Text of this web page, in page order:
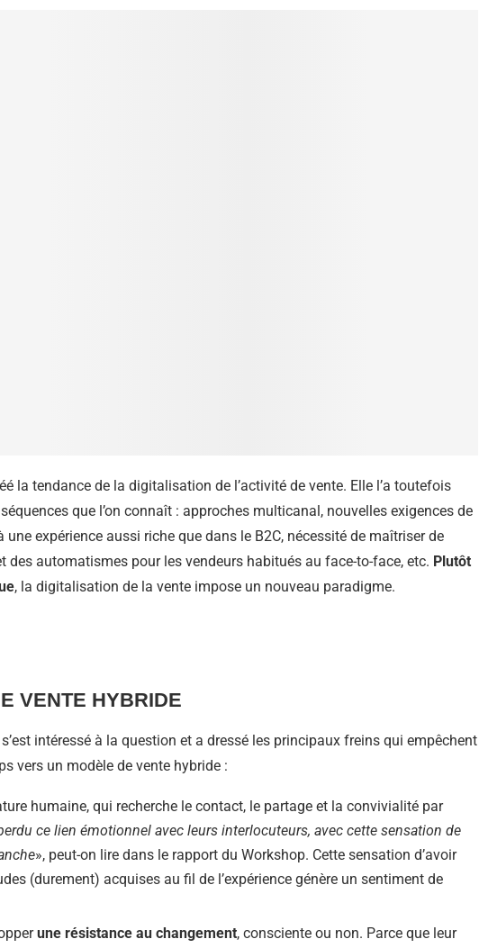
la tendance de la digitalisation de l’activité de vente. Elle l’a toutefois
que l’on connaît : approches multicanal, nouvelles exigences de
une expérience aussi riche que dans le B2C, nécessité de maîtriser de
des automatismes pour les vendeurs habitués au face-to-face, etc. Plutôt
, la digitalisation de la vente impose un nouveau paradigme.
VENTE HYBRIDE
s’est intéressé à la question et a dressé les principaux freins qui empêchent
vers un modèle de vente hybride :
humaine, qui recherche le contact, le partage et la convivialité par
ce lien émotionnel avec leurs interlocuteurs, avec cette sensation de
», peut-on lire dans le rapport du Workshop. Cette sensation d’avoir
(durement) acquises au fil de l’expérience génère un sentiment de
une résistance au changement, consciente ou non. Parce que leur